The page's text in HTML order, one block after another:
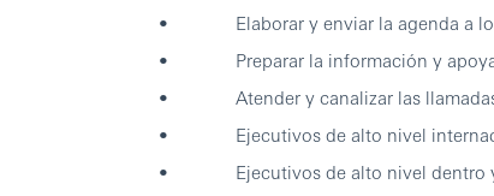
• Elaborar y enviar la agenda a los
• Preparar la información y apoyar
• Atender y canalizar las llamadas
• Ejecutivos de alto nivel
• Ejecutivos de alto nivel dentro y